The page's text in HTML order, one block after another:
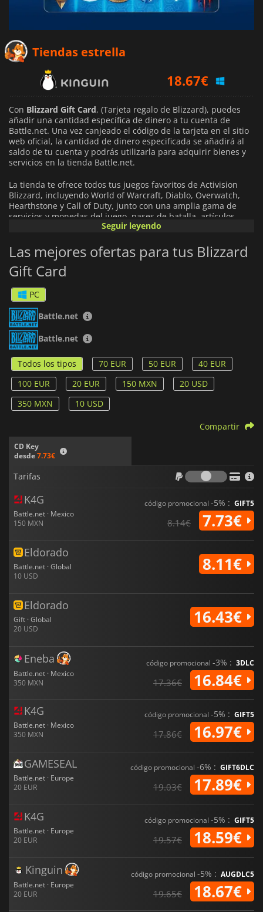
Tiendas estrella
18.67€
19.49€
Con Blizzard Gift Card, (Tarjeta regalo de Blizzard), puedes
añadir una cantidad específica de dinero a tu cuenta de
Battle.net. Una vez canjeado el código de la tarjeta en el sitio
web oficial, la cantidad de dinero especificada se añadirá al
saldo de tu cuenta y podrás utilizarla para adquirir bienes y
servicios en la tienda Battle.net.
La tienda te ofrece todos tus juegos favoritos de Activision
Blizzard, incluyendo World of Warcraft, Diablo, Overwatch,
Hearthstone y Call of Duty, junto con una amplia gama de
servicios y monedas del juego, pases de batalla, artículos
cosméticos y mucho más.
ElBlizzard Gift Card está bloqueado por región, por lo tanto,
debes asegurarte de que estás comprando el
correspondiente a tu región para poder activarlo sin
Seguir leyendo
Las mejores ofertas para tus Blizzard
Gift Card
PC
Battle.net
Battle.net
Todos los tipos 70 EUR 50 EUR
40 EUR
100 EUR
20 EUR 150 MXN
20 USD
350 MXN
10 USD
CD Key
desde7.73€
Compartir
Tarifas
Tarifas
K4G
Battle.net · Mexico
150 MXN
código promocional -5% : GIFT5
8.14€ 7.73€
Eldorado
Battle.net · Global
10 USD
8.11€
Eldorado
Gift · Global
20 USD
16.43€
Eneba
Battle.net · Mexico
350 MXN
código promocional -3% : 3DLC
17.36€ 16.84€
K4G
Battle.net · Mexico
350 MXN
código promocional -5% : GIFT5
17.86€ 16.97€
GAMESEAL
Battle.net · Europe
20 EUR
código promocional -6% : GIFT6DLC
19.03€ 17.89€
K4G
Battle.net · Europe
20 EUR
código promocional -5% : GIFT5
19.57€ 18.59€
Kinguin
Battle.net · Europe
20 EUR
código promocional -5% : AUGDLC5
19.65€ 18.67€